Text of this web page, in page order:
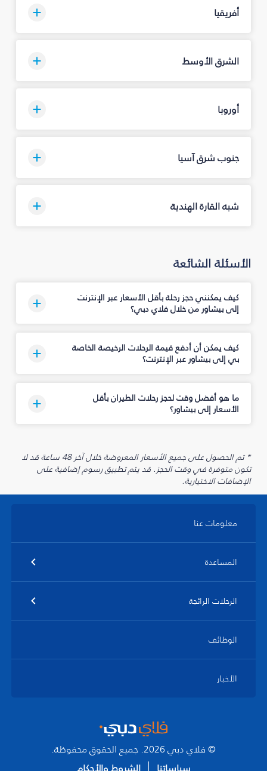
أفريقيا
الشرق الأوسط
أوروبا
جنوب شرق آسيا
شبه القارة الهندية
الأسئلة الشائعة
كيف يمكنني حجز رحلة بأقل الأسعار عبر الإنترنت
إلى بيشاور من خلال فلاي دبي؟
كيف يمكن أن أدفع قيمة الرحلات الرخيصة الخاصة
بي إلى بيشاور عبر الإنترنت؟
ما هو أفضل وقت لحجز رحلات الطيران بأقل
الأسعار إلى بيشاور؟
* تم الحصول على جميع الأسعار المعروضة خلال آخر 48 ساعة قد لا
تكون متوفرة في وقت الحجز. قد يتم تطبيق رسوم إضافية على
الإضافات الاختيارية.
معلومات عنا
المساعدة
الرحلات الرائجة
الوظائف
الأخبار
© فلاي دبي 2026. جميع الحقوق محفوظة.